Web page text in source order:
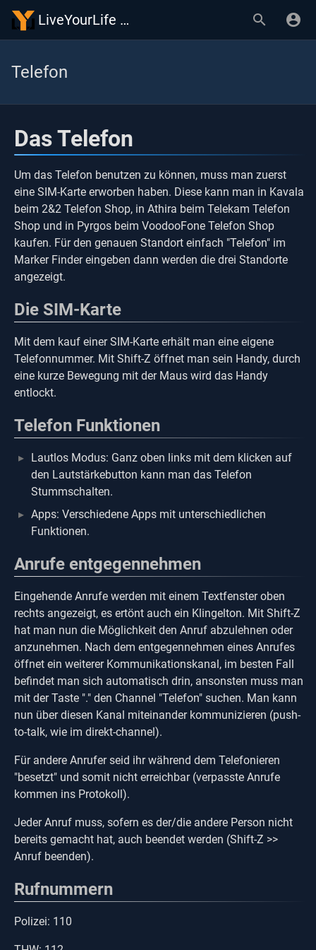
LiveYourLife Wiki
Telefon
Das Telefon
Um das Telefon benutzen zu können, muss man zuerst
eine SIM-Karte erworben haben. Diese kann man in Kavala
beim 2&2 Telefon Shop, in Athira beim Telekam Telefon
Shop und in Pyrgos beim VoodooFone Telefon Shop
kaufen. Für den genauen Standort einfach "Telefon" im
Marker Finder eingeben dann werden die drei Standorte
angezeigt.
Die SIM-Karte
Mit dem kauf einer SIM-Karte erhält man eine eigene
Telefonnummer. Mit Shift-Z öffnet man sein Handy, durch
eine kurze Bewegung mit der Maus wird das Handy
entlockt.
Telefon Funktionen
Lautlos Modus: Ganz oben links mit dem klicken auf
den Lautstärkebutton kann man das Telefon
Stummschalten.
Apps: Verschiedene Apps mit unterschiedlichen
Funktionen.
Anrufe entgegennehmen
Eingehende Anrufe werden mit einem Textfenster oben
rechts angezeigt, es ertönt auch ein Klingelton. Mit Shift-Z
hat man nun die Möglichkeit den Anruf abzulehnen oder
anzunehmen. Nach dem entgegennehmen eines Anrufes
öffnet ein weiterer Kommunikationskanal, im besten Fall
befindet man sich automatisch drin, ansonsten muss man
mit der Taste "." den Channel "Telefon" suchen. Man kann
nun über diesen Kanal miteinander kommunizieren (push-
to-talk, wie im direkt-channel).
Für andere Anrufer seid ihr während dem Telefonieren
"besetzt" und somit nicht erreichbar (verpasste Anrufe
kommen ins Protokoll).
Jeder Anruf muss, sofern es der/die andere Person nicht
bereits gemacht hat, auch beendet werden (Shift-Z >>
Anruf beenden).
Rufnummern
Polizei: 110